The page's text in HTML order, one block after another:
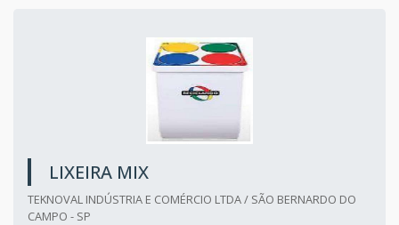
LIXEIRA MIX
TEKNOVAL INDÚSTRIA E COMÉRCIO LTDA / SÃO BERNARDO DO
CAMPO - SP